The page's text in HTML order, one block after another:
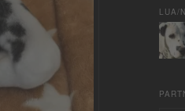
LUA/